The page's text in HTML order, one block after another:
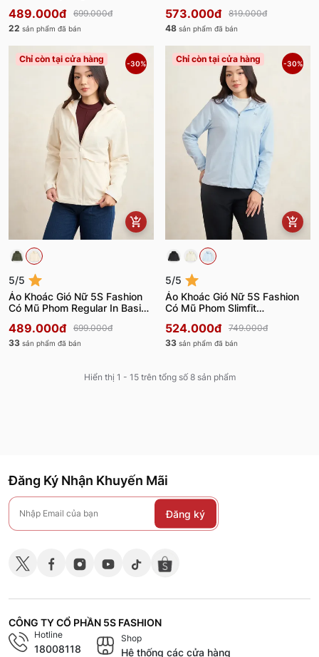
489.000đ
699.000đ
22 sản phẩm đã bán
573.000đ
819.000đ
48 sản phẩm đã bán
Chỉ còn tại cửa hàng -30%
5/5
Áo Khoác Gió Nữ 5S Fashion
Có Mũ Phom Regular In Basic
489.000đ
699.000đ
33 sản phẩm đã bán
Chỉ còn tại cửa hàng -30%
5/5
Áo Khoác Gió Nữ 5S Fashion
Có Mũ Phom Slimfit
524.000đ
749.000đ
33 sản phẩm đã bán
Hiển thị 1 - 15 trên tổng số 8 sản phẩm
Đăng Ký Nhận Khuyến Mãi
Đăng ký
CÔNG TY CỔ PHẦN 5S FASHION
Hotline
18008118
Shop
Hệ thống các cửa hàng